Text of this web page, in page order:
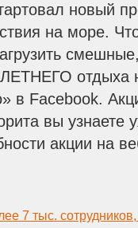
новый
на море.
отдыха
в Facebook.
вы узнаете
акции на
7 тыс.